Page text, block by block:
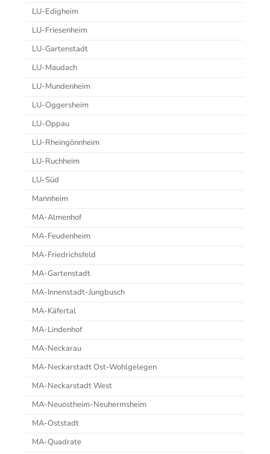
LU-Edigheim
LU-Friesenheim
LU-Gartenstadt
LU-Maudach
LU-Mundenheim
LU-Oggersheim
LU-Oppau
LU-Rheingönnheim
LU-Ruchheim
LU-Süd
Mannheim
MA-Almenhof
MA-Feudenheim
MA-Friedrichsfeld
MA-Gartenstadt
MA-Innenstadt-Jungbusch
MA-Käfertal
MA-Lindenhof
MA-Neckarau
MA-Neckarstadt Ost-Wohlgelegen
MA-Neckarstadt West
MA-Neuostheim-Neuhermsheim
MA-Oststadt
MA-Quadrate